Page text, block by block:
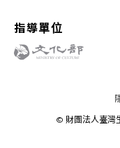
指導單位
© 財團法人臺灣